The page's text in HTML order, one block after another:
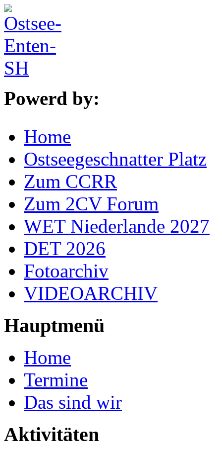
Powerd by:
Home
Ostseegeschnatter Platz
Zum CCRR
Zum 2CV Forum
WET Niederlande 2027
DET 2026
Fotoarchiv
VIDEOARCHIV
Hauptmenü
Home
Termine
Das sind wir
Aktivitäten